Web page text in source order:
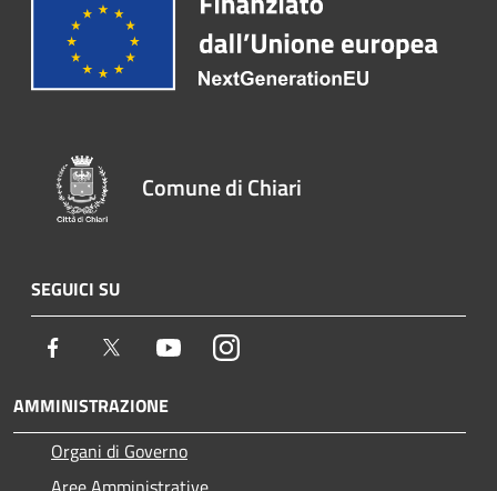
Comune di Chiari
SEGUICI SU
Facebook Twitter YoutubeInstagram
AMMINISTRAZIONE
Organi di Governo